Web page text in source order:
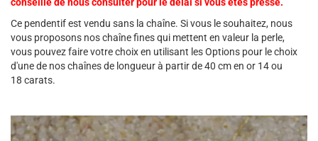
Ce pendentif est vendu sans la chaîne. Si vous le souhaitez, nous
vous proposons nos chaîne fines qui mettent en valeur la perle,
vous pouvez faire votre choix en utilisant les Options pour le choix
d'une de nos chaînes de longueur à partir de 40 cm en or 14 ou
18 carats.